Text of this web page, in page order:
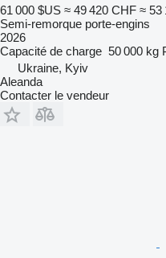
61 000 $US ≈ 49 420 CHF ≈ 53
Semi-remorque porte-engins
2026
Capacité de charge 50 000 kg
Ukraine, Kyiv
Aleanda
Contacter le vendeur